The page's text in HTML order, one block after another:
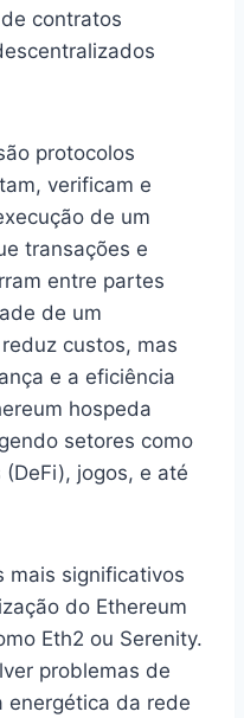
contratos
protocolos
verificam e
de um
transações e
entre partes
de um
custos, mas
e a eficiência
hospeda
setores como
jogos, e até
mais significativos
do Ethereum
Eth2 ou Serenity.
problemas de
energética da rede